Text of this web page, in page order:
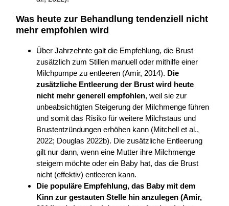
Was heute zur Behandlung tendenziell nicht
mehr empfohlen wird
Über Jahrzehnte galt die Empfehlung, die Brust
zusätzlich zum Stillen manuell oder mithilfe einer
Milchpumpe zu entleeren (Amir, 2014). Die
zusätzliche Entleerung der Brust wird heute
nicht mehr generell empfohlen, weil sie zur
unbeabsichtigten Steigerung der Milchmenge führen
und somit das Risiko für weitere Milchstaus und
Brustentzündungen erhöhen kann (Mitchell et al.,
2022; Douglas 2022b). Die zusätzliche Entleerung
gilt nur dann, wenn eine Mutter ihre Milchmenge
steigern möchte oder ein Baby hat, das die Brust
nicht (effektiv) entleeren kann.
Die populäre Empfehlung, das Baby mit dem
Kinn zur gestauten Stelle hin anzulegen (Amir,